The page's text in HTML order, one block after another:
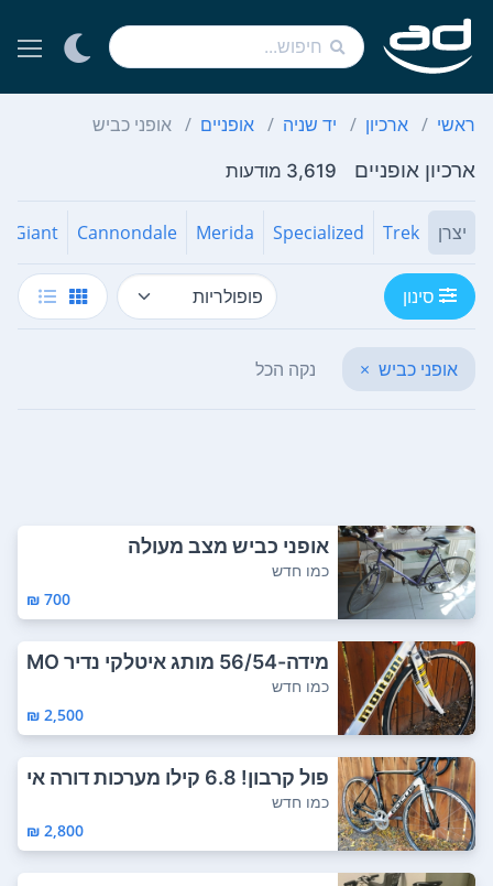
ראשי ארכיון יד שניה אופניים אופני כביש
ארכיון אופניים 3,619 מודעות
יצרן Trek
Specialized
Merida
Cannondale
Giant
סינון
אופני כביש × נקה הכל
אופני כביש מצב מעולה
כמו חדש
700 ₪
מידה-56/54 מותג איטלקי נדיר MO
LTENI שלד...
כמו חדש
2,500 ₪
פול קרבון! 6.8 קילו מערכות דורה אי
יס!
כמו חדש
2,800 ₪